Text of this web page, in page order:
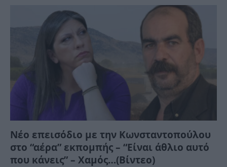
Νέο επεισόδιο με την Κωνσταντοπούλου
στο “αέρα” εκπομπής – “Είναι άθλιο αυτό
που κάνεις” – Χαμός…(Βίντεο)